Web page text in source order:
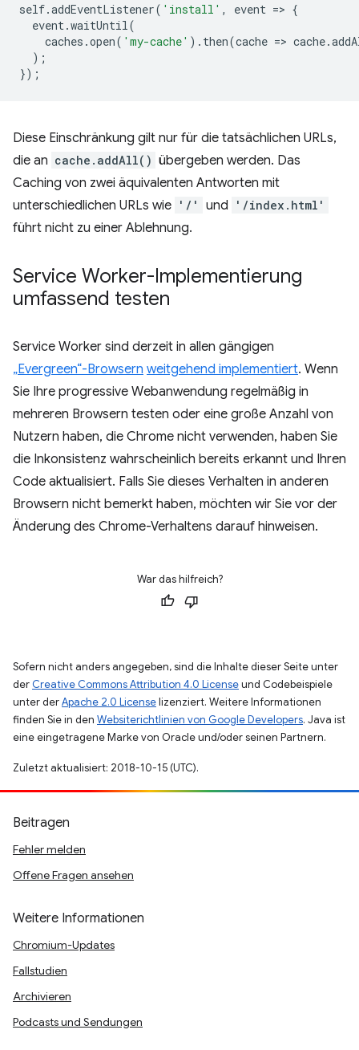
self.addEventListener( 'install' , event => {
event .waitUntil (
caches .open( 'my-cache' ). then(cache => cache.
);
});
Diese Einschränkung gilt nur für die tatsächlichen URLs,
die an cache.addAll() übergeben werden. Das
Caching von zwei äquivalenten Antworten mit
unterschiedlichen URLs wie '/' und '/index.html'
führt nicht zu einer Ablehnung.
Service Worker-Implementierung
umfassend testen
Service Worker sind derzeit in allen gängigen
„Evergreen“-Browsern weitgehend implementiert. Wenn
Sie Ihre progressive Webanwendung regelmäßig in
mehreren Browsern testen oder eine große Anzahl von
Nutzern haben, die Chrome nicht verwenden, haben Sie
die Inkonsistenz wahrscheinlich bereits erkannt und Ihren
Code aktualisiert. Falls Sie dieses Verhalten in anderen
Browsern nicht bemerkt haben, möchten wir Sie vor der
Änderung des Chrome-Verhaltens darauf hinweisen.
War das hilfreich?
Sofern nicht anders angegeben, sind die Inhalte dieser Seite unter
der Creative Commons Attribution 4.0 Licenseund Codebeispiele
unter derApache 2.0 Licenselizenziert. Weitere Informationen
finden Sie in den Websiterichtlinien von Google Developers. Java ist
eine eingetragene Marke von Oracle und/oder seinen Partnern.
Zuletzt aktualisiert: 2018-10-15 (UTC).
Beitragen
Fehler melden
Offene Fragen ansehen
Weitere Informationen
Chromium-Updates
Fallstudien
Archivieren
Podcasts und Sendungen